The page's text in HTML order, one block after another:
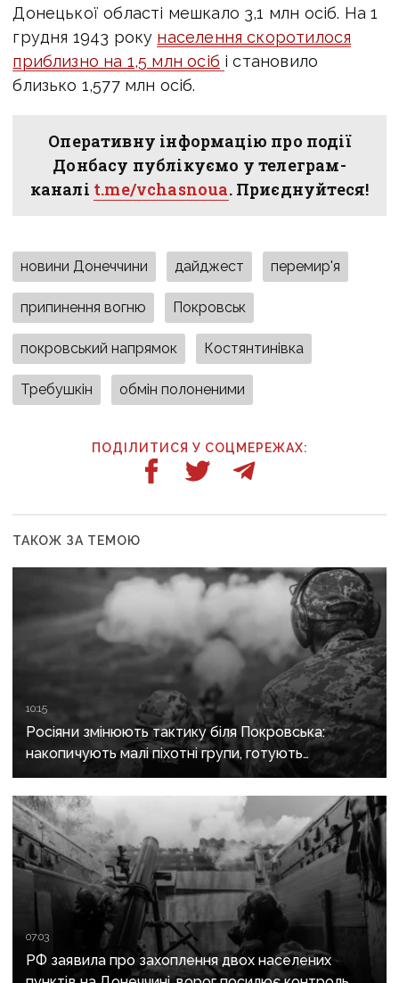
Донецької області мешкало 3,1 млн осіб. На 1
грудня 1943 року населення скоротилося
приблизно на 1,5 млн осіб і становило
близько 1,577 млн осіб.
Оперативну інформацію про події
Донбасу публікуємо у телеграм-
каналі t.me/vchasnoua. Приєднуйтеся!
новини Донеччини дайджест перемир'я
припинення вогню Покровськ
покровський напрямок Костянтинівка
Требушкін обмін полоненими
ПОДІЛИТИСЯ У СОЦМЕРЕЖАХ:
ТАКОЖ ЗА ТЕМОЮ
10:15
Росіяни змінюють тактику біля Покровська:
накопичують малі піхотні групи, готують
бронештурми та намагаються перерізати
логістику
07:03
РФ заявила про захоплення двох населених